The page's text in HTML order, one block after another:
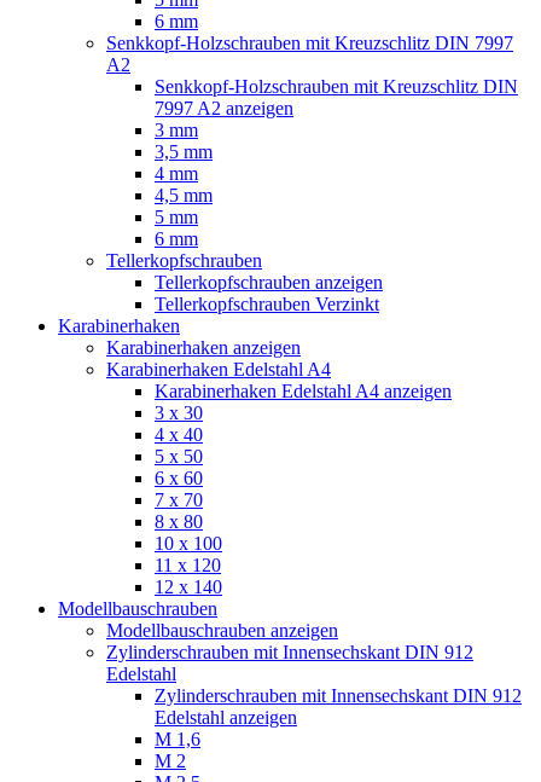
6 mm
Senkkopf-Holzschrauben mit Kreuzschlitz DIN 7997
A2
Senkkopf-Holzschrauben mit Kreuzschlitz DIN
7997 A2 anzeigen
3 mm
3,5 mm
4 mm
4,5 mm
5 mm
6 mm
Tellerkopfschrauben
Tellerkopfschrauben anzeigen
Tellerkopfschrauben Verzinkt
Karabinerhaken
Karabinerhaken anzeigen
Karabinerhaken Edelstahl A4
Karabinerhaken Edelstahl A4 anzeigen
3 x 30
4 x 40
5 x 50
6 x 60
7 x 70
8 x 80
10 x 100
11 x 120
12 x 140
Modellbauschrauben
Modellbauschrauben anzeigen
Zylinderschrauben mit Innensechskant DIN 912
Edelstahl
Zylinderschrauben mit Innensechskant DIN 912
Edelstahl anzeigen
M 1,6
M 2